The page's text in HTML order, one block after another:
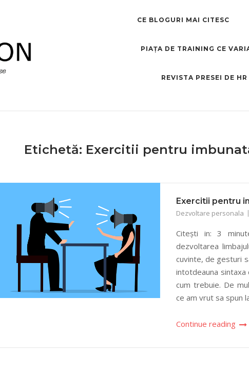
CE BLOGURI MAI CITESC
PIAȚA DE TRAINING CE
REVISTA PRESEI DE
Etichetă: Exercitii pentru
Exercitii pentru
Dezvoltare personala
Citești in: 3
dezvoltarea
cuvinte, de gesturi
intotdeauna
cum trebuie. De
ce am vrut sa spun
Continue reading